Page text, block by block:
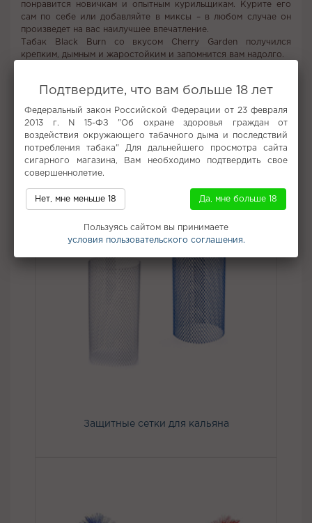
понравится новичкам и опытным курильщикам. Курите его
сам по себе или добавляйте в миксы – в любом случае он
произведет на вас наилучшее впечатление.
Табак Black Burn со вкусом Cherry Garden получился
крепким, дымным и жаростойким и запомнится вам надолго.
Все вкусы табака для кальяна Burn
Не забудьте купить
Защитные сетки для кальяна
Подтвердите, что вам больше 18 лет
Федеральный закон Российской Федерации от 23 февраля
2013 г. N 15-ФЗ "Об охране здоровья граждан от
воздействия окружающего табачного дыма и последствий
потребления табака" Для дальнейшего просмотра сайта
сигарного магазина, Вам необходимо подтвердить свое
совершеннолетие.
Нет, мне меньше 18 Да, мне больше 18
Пользуясь сайтом вы принимаете
условия пользовательского соглашения.